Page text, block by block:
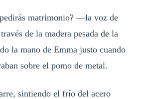
matrimonio? —la voz de
de la madera pesada de la
la mano de Emma justo cuando
sobre el pomo de metal.
sintiendo el frío del acero